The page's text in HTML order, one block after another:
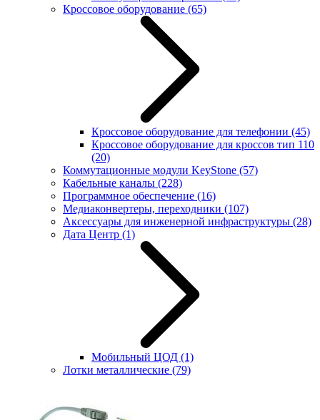
Кроссовое оборудование (65)
Кроссовое оборудование для телефонии (45)
Кроссовое оборудование для кроссов тип 110
(20)
Коммутационные модули KeyStone (57)
Кабельные каналы (228)
Программное обеспечение (16)
Медиаконвертеры, переходники (107)
Аксессуары для инженерной инфраструктуры (28)
Дата Центр (1)
Мобильный ЦОД (1)
Лотки металлические (79)